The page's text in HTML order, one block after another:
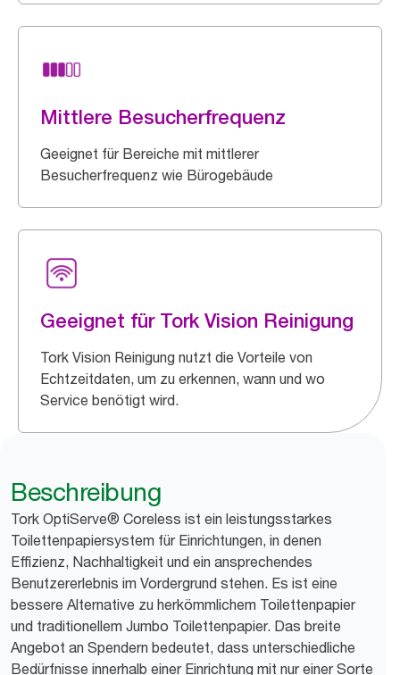
Mittlere Besucherfrequenz
Geeignet für Bereiche mit mittlerer
Besucherfrequenz wie Bürogebäude
Geeignet für Tork Vision Reinigung
Tork Vision Reinigung nutzt die Vorteile von
Echtzeitdaten, um zu erkennen, wann und wo
Service benötigt wird.
Beschreibung
Tork OptiServe® Coreless ist ein leistungsstarkes
Toilettenpapiersystem für Einrichtungen, in denen
Effizienz, Nachhaltigkeit und ein ansprechendes
Benutzererlebnis im Vordergrund stehen. Es ist eine
bessere Alternative zu herkömmlichem Toilettenpapier
und traditionellem Jumbo Toilettenpapier. Das breite
Angebot an Spendern bedeutet, dass unterschiedliche
Bedürfnisse innerhalb einer Einrichtung mit nur einer Sorte